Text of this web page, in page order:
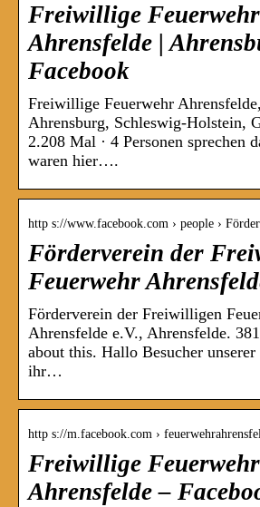
Freiwillige Feuerwehr
Ahrensfelde |
Facebook
Freiwillige Feuerwehr
Ahrensburg, Schleswig-Holstein,
2.208 Mal · 4 Personen sprechen
waren hier….
http s://www.facebook.com › people ›
Förderverein der
Feuerwehr
Förderverein der Freiwilligen
Ahrensfelde e.V., Ahrensfelde.
about this. Hallo Besucher
ihr…
http s://m.facebook.com ›
Freiwillige Feuerwehr
Ahrensfelde –